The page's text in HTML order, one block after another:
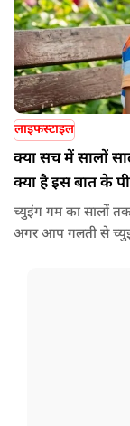
यहाँ बेवजह गाड़ी का
सिटी' का खिताब भी
लाइफस्टाइल
क्या सच में सालों
क्या है इस बात के
च्युइंग गम का सालों
अगर आप गलती से
हमारा शरीर इसे पचा